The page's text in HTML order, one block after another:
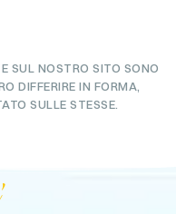
SUL NOSTRO SITO SONO
DIFFERIRE IN FORMA,
SULLE STESSE.